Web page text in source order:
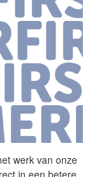
werk van onze